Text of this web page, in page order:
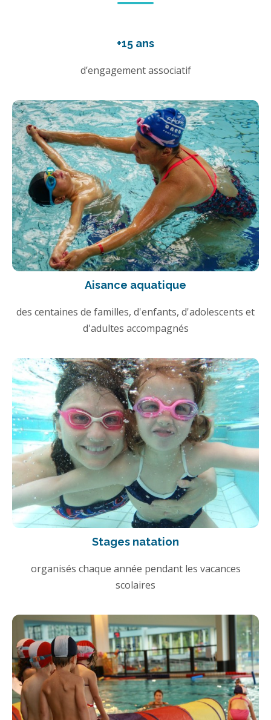
+15 ans
d’engagement associatif
Aisance aquatique
des centaines de familles, d'enfants, d'adolescents et
d'adultes accompagnés
Stages natation
organisés chaque année pendant les vacances
scolaires